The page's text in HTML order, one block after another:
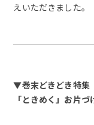
えいただきました。
▼巻末どきどき特集
「ときめく」お片づ